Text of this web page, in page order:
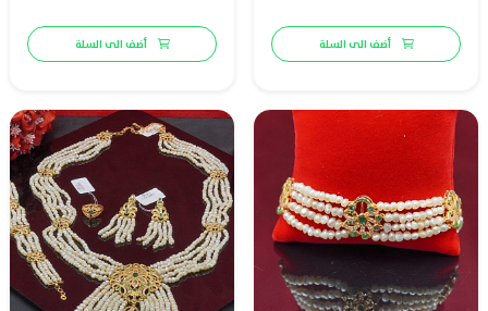
أضف الى السلة أضف الى السلة